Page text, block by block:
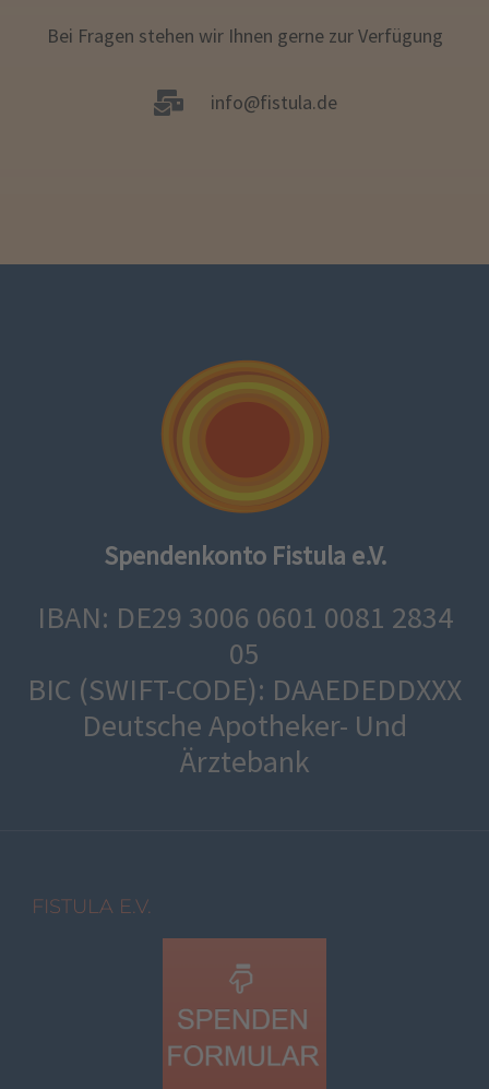
Bei Fragen stehen wir Ihnen gerne zur Verfügung
info@fistula.de
Spendenkonto Fistula e.V.
IBAN: DE29 3006 0601 0081 2834
05
BIC (SWIFT-CODE): DAAEDEDDXXX
Deutsche Apotheker- Und
Ärztebank
FISTULA E.V.